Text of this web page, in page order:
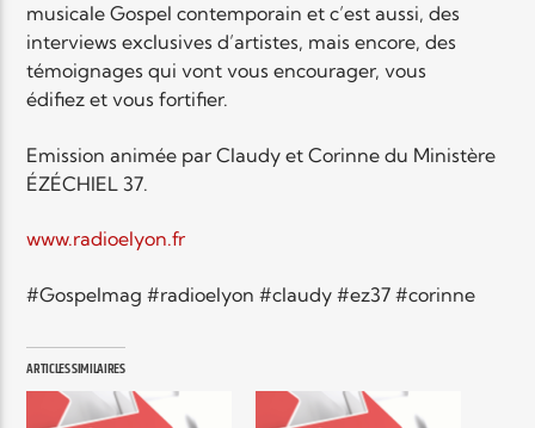
Radio Elyon
Elyon Rhema
musicale Gospel contemporain et c’est aussi, des
interviews exclusives d’artistes, mais encore, des
témoignages qui vont vous encourager, vous
édifiez et vous fortifier.
Emission animée par Claudy et Corinne du Ministère
ÉZÉCHIEL 37.
www.radioelyon.fr
#Gospelmag #radioelyon #claudy #ez37 #corinne
ARTICLES SIMILAIRES